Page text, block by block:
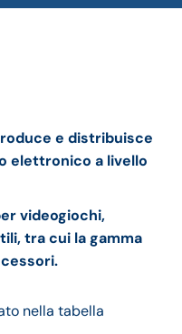
e distribuisce
elettronico a livello
videogiochi,
tra cui la gamma
nella tabella